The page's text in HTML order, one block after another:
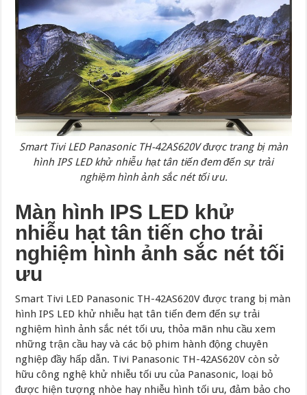
Smart Tivi LED Panasonic TH-42AS620V được trang bị màn
hình IPS LED khử nhiễu hạt tân tiến đem đến sự trải
nghiệm hình ảnh sắc nét tối ưu.
Màn hình IPS LED khử
nhiễu hạt tân tiến cho trải
nghiệm hình ảnh sắc nét tối
ưu
Smart Tivi LED Panasonic TH-42AS620V được trang bị màn
hình IPS LED khử nhiễu hạt tân tiến đem đến sự trải
nghiệm hình ảnh sắc nét tối ưu, thỏa mãn nhu cầu xem
những trận cầu hay và các bộ phim hành động chuyên
nghiệp đầy hấp dẫn. Tivi Panasonic TH-42AS620V còn sở
hữu công nghệ khử nhiễu tối ưu của Panasonic, loại bỏ
được hiện tượng nhòe hay nhiễu hình tối ưu, đảm bảo cho